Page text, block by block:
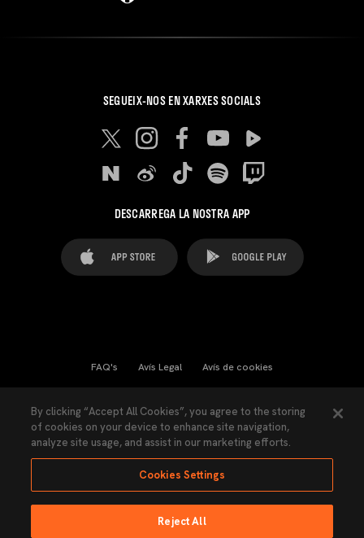
SEGUEIX-NOS EN XARXES SOCIALS
DESCARREGA LA NOSTRA APP
FAQ's Avís Legal Avís de cookies
Llei de Transparència Política de Privacitat
Accessibilitat
By clicking “Accept All Cookies”, you agree to the storing
of cookies on your device to enhance site navigation,
analyze site usage, and assist in our marketing efforts.
Cookies Settings
Reject All